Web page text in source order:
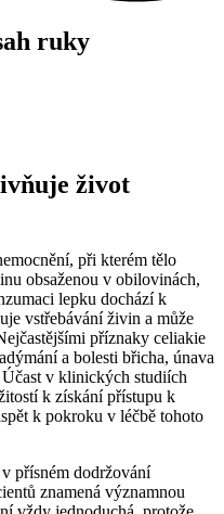
ruky
život
při kterém tělo
obsaženou v obilovinách,
lepku dochází k
vstřebávání živin a může
příznaky celiakie
a bolesti břicha, únava
v klinických studiích
k získání přístupu k
k pokroku v léčbě tohoto
přísném dodržování
znamená významnou